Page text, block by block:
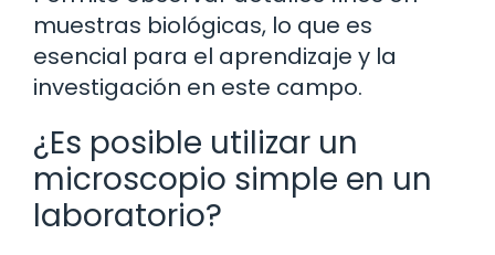
muestras biológicas, lo que es
esencial para el aprendizaje y la
investigación en este campo.
¿Es posible utilizar un
microscopio simple en un
laboratorio?